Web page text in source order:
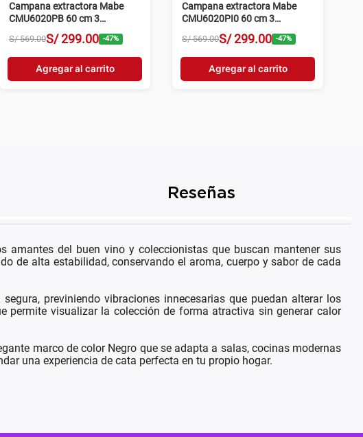
Campana extractora Mabe
CMU6020PB 60 cm 3
velocidades negro
S/ 569.00S/ 299.00 -47%
Agregar al carrito
Campana extractora Mabe
CMU6020PI0 60 cm 3
velocidades inox
S/ 569.00S/ 299.00 -47%
Agregar al carrito
Reseñas
amantes del buen vino y coleccionistas que buscan mantener sus
de alta estabilidad, conservando el aroma, cuerpo y sabor de cada
previniendo vibraciones innecesarias que puedan alterar los
permite visualizar la colección de forma atractiva sin generar calor
marco de color Negro que se adapta a salas, cocinas modernas
una experiencia de cata perfecta en tu propio hogar.